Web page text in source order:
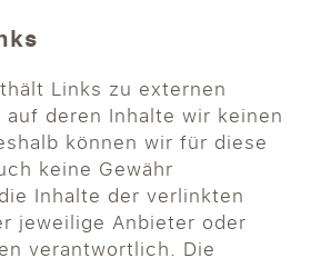
Links zu externen
deren Inhalte wir keinen
können wir für diese
keine Gewähr
Inhalte der verlinkten
jeweilige Anbieter oder
verantwortlich. Die